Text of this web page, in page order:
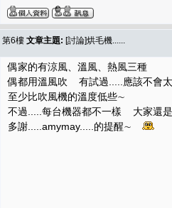
第6樓 文章主題: [討論]烘毛機......
偶家的有涼風、溫風、熱風三種
偶都用溫風吹 有試過.....應該不會
至少比吹風機的溫度低些∼
不過.....每台機器都不一樣 大家還
多謝.....amymay.....的提醒∼